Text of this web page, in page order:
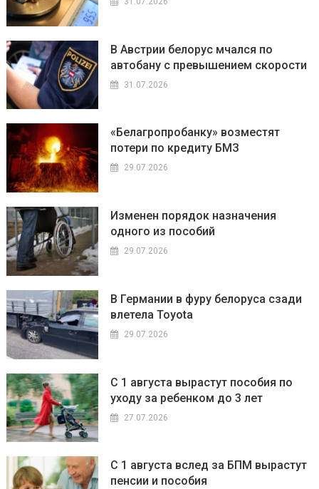
В Австрии белорус мчался по
автобану с превышением скорости
31.07.2026
«Белагропробанку» возместят
потери по кредиту БМЗ
29.07.2026
Изменен порядок назначения
одного из пособий
29.07.2026
В Германии в фуру белоруса сзади
влетела Toyota
29.07.2026
С 1 августа вырастут пособия по
уходу за ребенком до 3 лет
27.07.2026
С 1 августа вслед за БПМ вырастут
пенсии и пособия